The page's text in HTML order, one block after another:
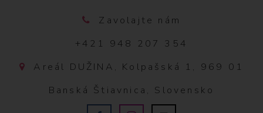
Zavolajte nám
+421 948 207 354
Areál DUŽINA, Kolpašská 1, 969 01
Banská Štiavnica, Slovensko